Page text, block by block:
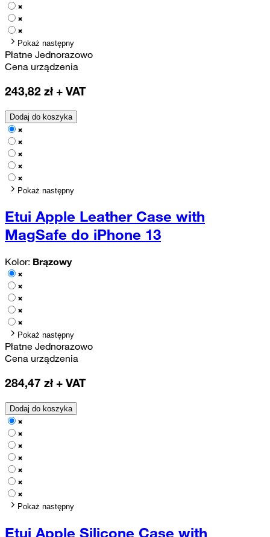
Pokaż następny
Płatne Jednorazowo
Cena urządzenia
243,82 zł + VAT
Dodaj do koszyka
Pokaż następny
Etui Apple Leather Case with
MagSafe do iPhone 13
Kolor: Brązowy
Pokaż następny
Płatne Jednorazowo
Cena urządzenia
284,47 zł + VAT
Dodaj do koszyka
Pokaż następny
Etui Apple Silicone Case with